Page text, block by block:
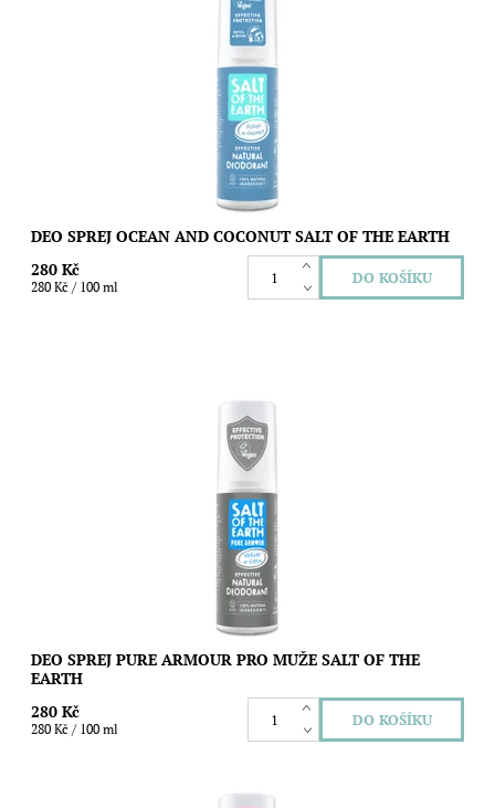
Přírodní deodorant Salt of the Earth ve spreji vás díky své svěží
vůni zanese na pláž zalitou sluncem. Kombinuje účinky
Salt of the Earth
DEO SPREJ OCEAN AND COCONUT SALT OF THE EARTH
280 Kč
280 Kč / 100 ml
Přírodní deodorant Salt of the Earth Pure Armour pro muže
kombinuje účinky minerální soli se svěžími éterickými oleji a
Salt of the Earth
DEO SPREJ PURE ARMOUR PRO MUŽE SALT OF THE
EARTH
280 Kč
280 Kč / 100 ml